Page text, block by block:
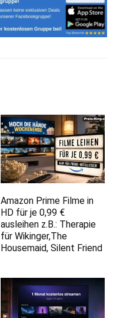
Amazon Prime Filme in
HD für je 0,99 €
ausleihen z.B.: Therapie
für Wikinger,The
Housemaid, Silent Friend